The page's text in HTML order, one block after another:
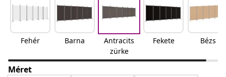
Fehér Barna
Antracits
zürke
Fekete Bézs
Méret